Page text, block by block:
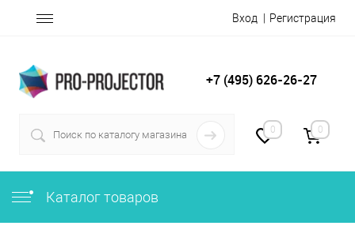
Вход Регистрация
+7 (495) 626-26-27
0 0
Каталог товаров